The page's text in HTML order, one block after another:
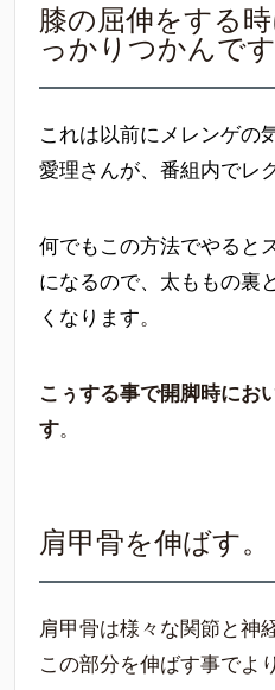
膝の屈伸をする
っかりつかんです
これは以前にメレンゲの
愛理さんが、番組内でレ
何でもこの方法でやると
になるので、太ももの裏
くなります。
こぅする事で開脚時にお
す。
肩甲骨を伸ばす。
肩甲骨は様々な関節と神
この部分を伸ばす事でよ